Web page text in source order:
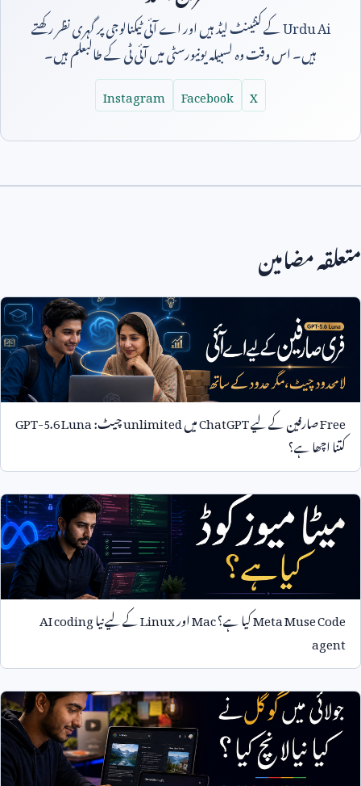
Urdu Aiکے کنٹینٹ لیڈ ہیں اور اے آئی ٹیکنالوجی پر گہری نظر رکھتے
ہیں۔ اس وقت وہ لسبیلہ یونیورسٹی میں آئی ٹی کے طالبعلم ہیں۔
X
Facebook
Instagram
متعلقہ مضامین
Freeصارفین کے لیےChatGPTمیںunlimitedچیٹ:GPT-5.6 Luna
کتنا اچھا ہے؟
Meta Muse Codeکیا ہے؟MacاورLinuxکے لیے نیاAI coding
agent